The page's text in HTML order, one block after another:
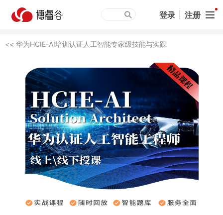
登录 注册
<< 华为HCIE-AI培训认证人工智能专家级技能与实践